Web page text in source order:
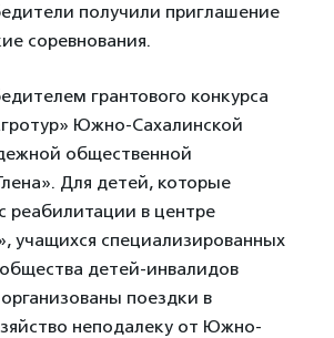
получили приглашение
соревнования.
грантового конкурса
Южно-Сахалинской
общественной
Для детей, которые
реабилитации в центре
учащихся специализированных
детей-инвалидов
поездки в
неподалеку от Южно-